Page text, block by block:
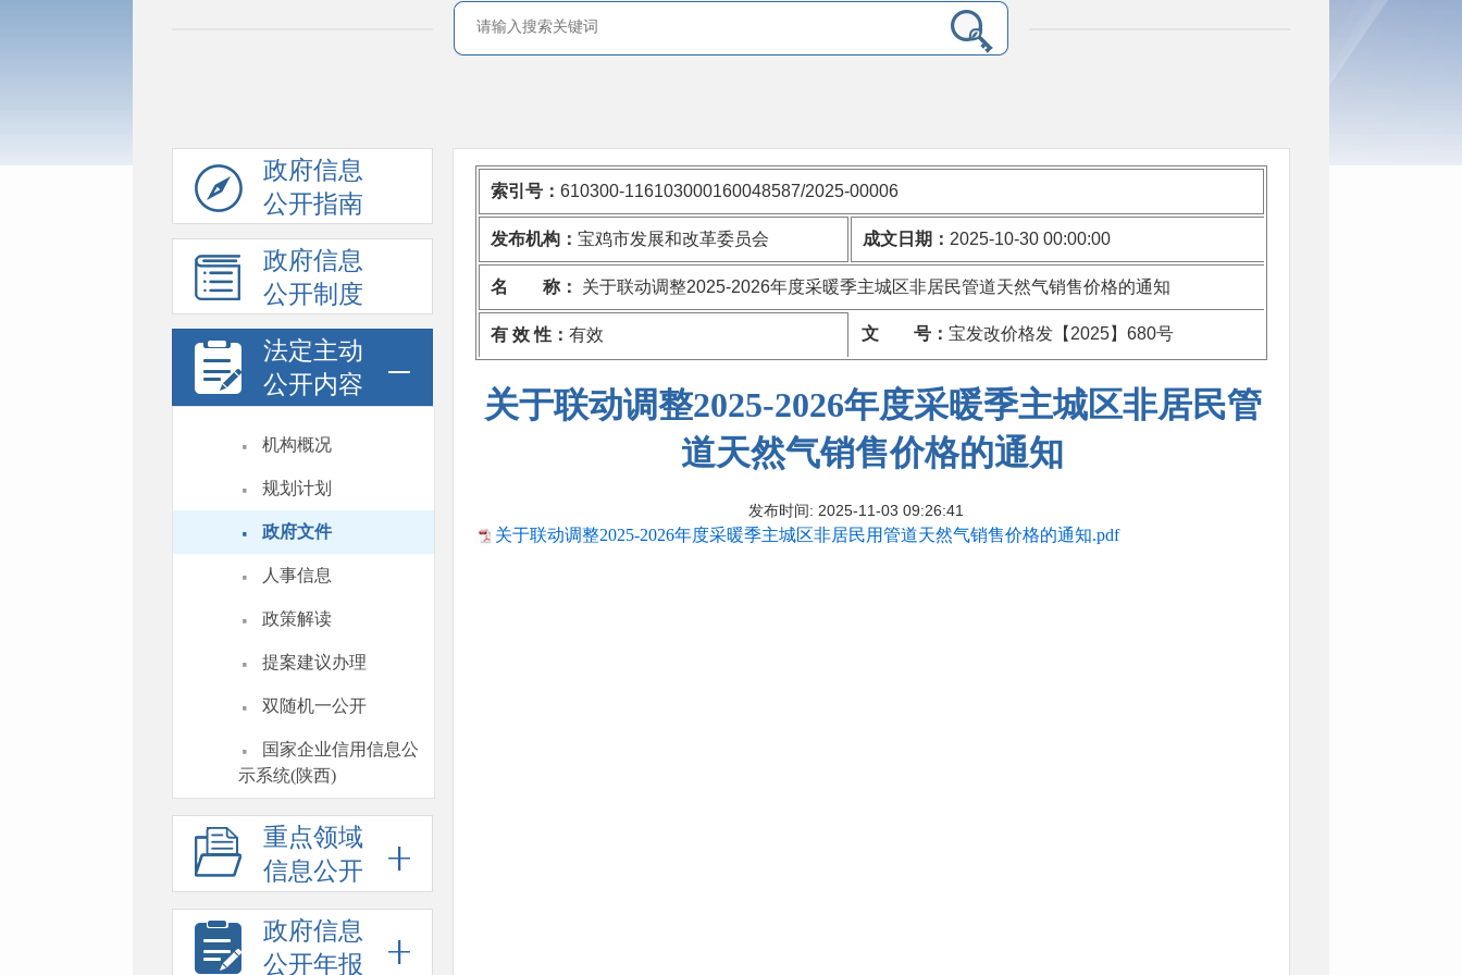
政府信息
公开指南
政府信息
公开制度
法定主动
公开内容
· 机构概况
· 规划计划
· 政府文件
· 人事信息
· 政策解读
· 提案建议办理
· 双随机一公开
·
国家企业信用信息公
示系统(陕西)
重点领域
信息公开
政府信息
公开年报
索引号： 610300-116103000160048587/2025-00006
发布机构： 宝鸡市发展和改革委员会 成文日期： 2025-10-30 00:00:00
名 称： 关于联动调整2025-2026年度采暖季主城区非居民管道天然气销售价格的通知
有 效 性： 有效 文 号： 宝发改价格发【2025】680号
关于联动调整2025-2026年度采暖季主城区非居民管
道天然气销售价格的通知
发布时间: 2025-11-03 09:26:41
关于联动调整2025-2026年度采暖季主城区非居民用管道天然气销售价格的通知.pdf